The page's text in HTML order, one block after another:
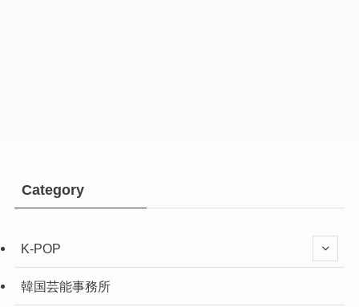
Category
K-POP
韓国芸能事務所